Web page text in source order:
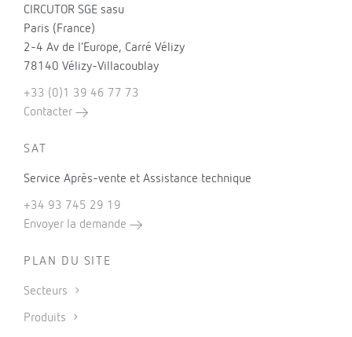
CIRCUTOR SGE sasu
Paris (France)
2-4 Av de l’Europe, Carré Vélizy
78140 Vélizy-Villacoublay
+33 (0)1 39 46 77 73
Contacter
SAT
Service Après-vente et Assistance technique
+34 93 745 29 19
Envoyer la demande
PLAN DU SITE
Secteurs
Produits